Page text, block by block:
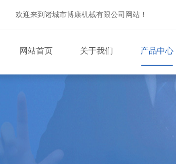
欢迎来到诸城市博康机械有限公司网站！
网站首页 关于我们 产品中心